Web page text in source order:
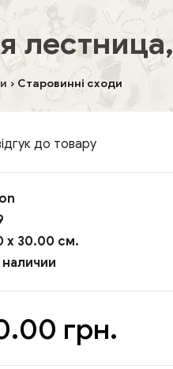
Старовинні сходи
до товару
x 30.00 см.
грн.